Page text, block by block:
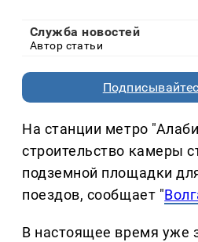
Служба новостей
Автор статьи
На станции метро
строительство камеры
подземной площадки
поездов, сообщает "
В настоящее время уже